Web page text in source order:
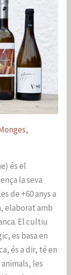
és el
la seva
de +60 anys a
elaborat amb
El cultiu
es basa en
és a dir, té en
les